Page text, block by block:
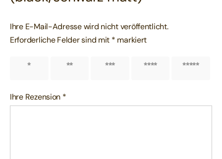
Ihre E-Mail-Adresse wird nicht veröffentlicht.
Erforderliche Felder sind mit * markiert
1 von 2 von 3 von 4 von 5 von
Ihre Rezension *